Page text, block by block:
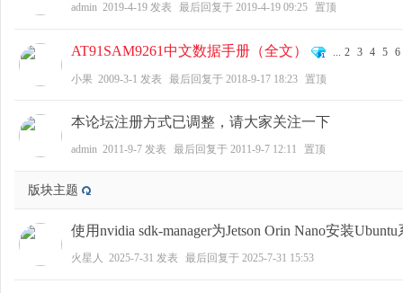
admin 2019-4-19 发表 最后回复于 2019-4-19 09:25 置顶
AT91SAM9261中文数据手册（全文） ... 2 3 4 5 6
小果 2009-3-1 发表 最后回复于 2018-9-17 18:23 置顶
本论坛注册方式已调整，请大家关注一下
admin 2011-9-7 发表 最后回复于 2011-9-7 12:11 置顶
版块主题
使用nvidia sdk-manager为Jetson Orin Nano安装Ubuntu
火星人 2025-7-31 发表 最后回复于 2025-7-31 15:53